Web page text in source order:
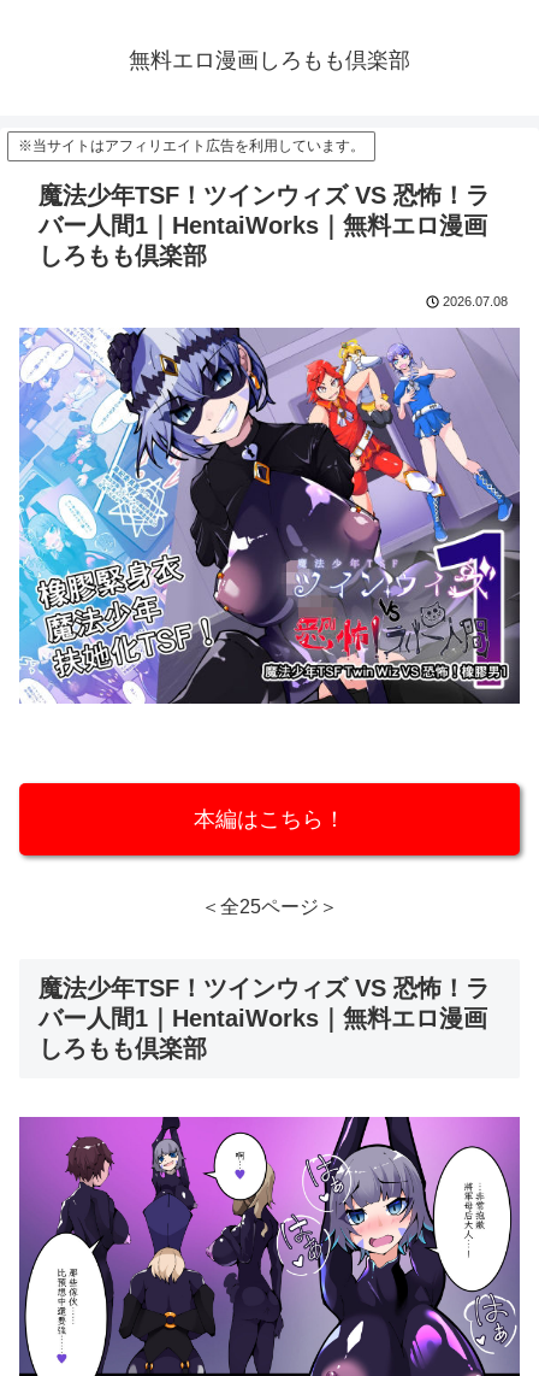
無料エロ漫画しろもも倶楽部
※当サイトはアフィリエイト広告を利用しています。
魔法少年TSF！ツインウィズ VS 恐怖！ラ
バー人間1｜HentaiWorks｜無料エロ漫画
しろもも倶楽部
2026.07.08
本編はこちら！
＜全25ページ＞
魔法少年TSF！ツインウィズ VS 恐怖！ラ
バー人間1｜HentaiWorks｜無料エロ漫画
しろもも倶楽部